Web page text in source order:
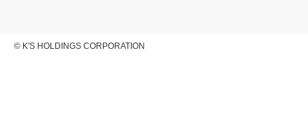
© K'S HOLDINGS CORPORATION